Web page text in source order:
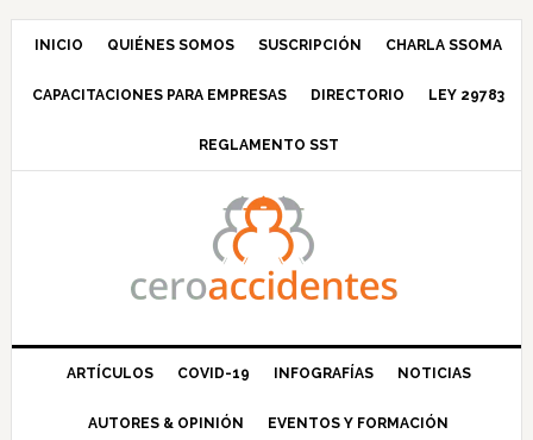
Saltar
navegación
Saltar
principal
Saltar
barra
principal
Saltar
INICIO QUIÉNES SOMOS SUSCRIPCIÓN CHARLA SSOMA
CAPACITACIONES PARA EMPRESAS DIRECTORIO LEY 29783
REGLAMENTO SST
ARTÍCULOS COVID-19 INFOGRAFÍAS NOTICIAS
AUTORES & OPINIÓN EVENTOS Y FORMACIÓN